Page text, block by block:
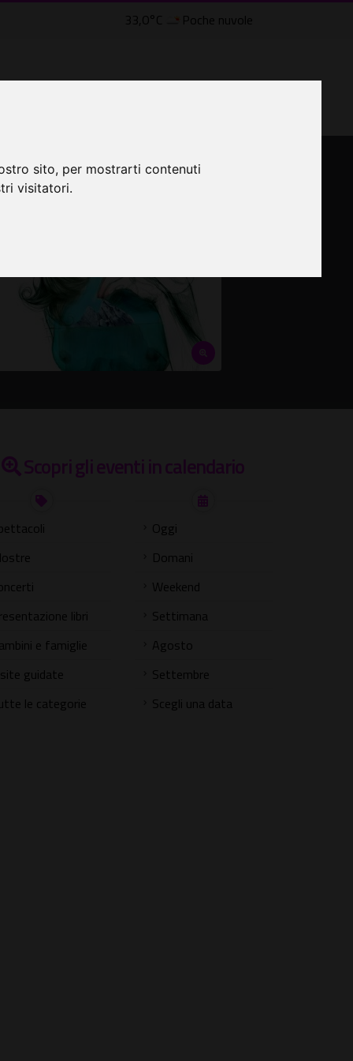
sito, per mostrarti contenuti
visitatori.
Civette
33,0°C Poche nuvole
Scopri gli eventi in calendario
libri
e famiglie
guidate
le categorie
Oggi
Domani
Weekend
Settimana
Agosto
Settembre
Scegli una data